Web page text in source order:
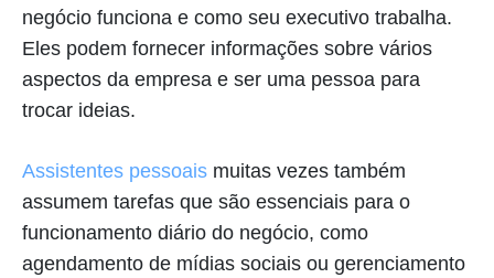
negócio funciona e como seu executivo trabalha.
Eles podem fornecer informações sobre vários
aspectos da empresa e ser uma pessoa para
trocar ideias.
Assistentes pessoais muitas vezes também
assumem tarefas que são essenciais para o
funcionamento diário do negócio, como
agendamento de mídias sociais ou gerenciamento